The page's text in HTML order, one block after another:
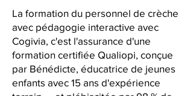
La formation du personnel de crèche
avec pédagogie interactive avec
Cogivia, c'est l'assurance d'une
formation certifiée Qualiopi, conçue
par Bénédicte, éducatrice de jeunes
enfants avec 15 ans d'expérience